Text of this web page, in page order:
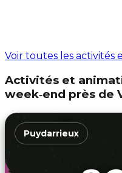
Voir toutes les activités
Activités et
week‑end près de
Puydarrieux